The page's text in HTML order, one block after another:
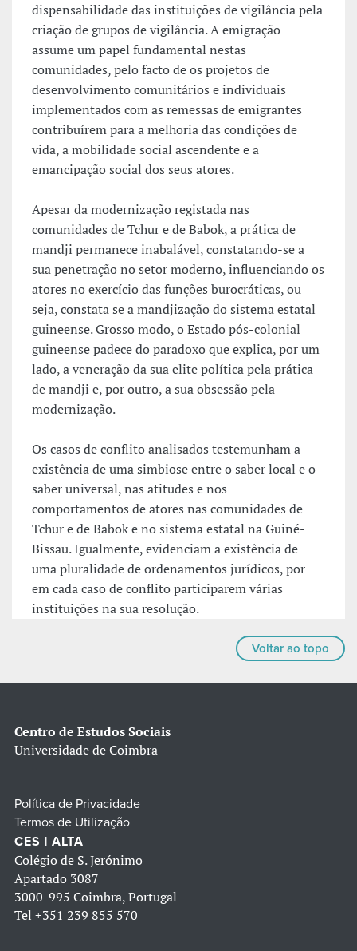
dispensabilidade das instituições de vigilância pela
criação de grupos de vigilância. A emigração
assume um papel fundamental nestas
comunidades, pelo facto de os projetos de
desenvolvimento comunitários e individuais
implementados com as remessas de emigrantes
contribuírem para a melhoria das condições de
vida, a mobilidade social ascendente e a
emancipação social dos seus atores.
Apesar da modernização registada nas
comunidades de Tchur e de Babok, a prática de
mandji permanece inabalável, constatando-se a
sua penetração no setor moderno, influenciando os
atores no exercício das funções burocráticas, ou
seja, constata se a mandjização do sistema estatal
guineense. Grosso modo, o Estado pós-colonial
guineense padece do paradoxo que explica, por um
lado, a veneração da sua elite política pela prática
de mandji e, por outro, a sua obsessão pela
modernização.
Os casos de conflito analisados testemunham a
existência de uma simbiose entre o saber local e o
saber universal, nas atitudes e nos
comportamentos de atores nas comunidades de
Tchur e de Babok e no sistema estatal na Guiné-
Bissau. Igualmente, evidenciam a existência de
uma pluralidade de ordenamentos jurídicos, por
em cada caso de conflito participarem várias
instituições na sua resolução.
Voltar ao topo
Centro de Estudos Sociais
Universidade de Coimbra
Política de Privacidade
Termos de Utilização
CES | ALTA
Colégio de S. Jerónimo
Apartado 3087
3000-995 Coimbra, Portugal
Tel +351 239 855 570